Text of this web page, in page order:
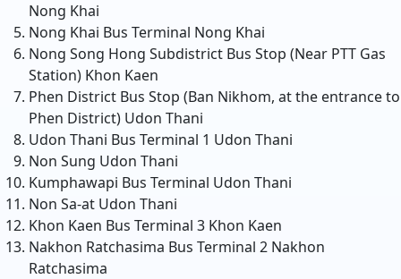
Nong Khai
Nong Khai Bus Terminal Nong Khai
Nong Song Hong Subdistrict Bus Stop (Near PTT Gas
Station) Khon Kaen
Phen District Bus Stop (Ban Nikhom, at the entrance to
Phen District) Udon Thani
Udon Thani Bus Terminal 1 Udon Thani
Non Sung Udon Thani
Kumphawapi Bus Terminal Udon Thani
Non Sa-at Udon Thani
Khon Kaen Bus Terminal 3 Khon Kaen
Nakhon Ratchasima Bus Terminal 2 Nakhon
Ratchasima